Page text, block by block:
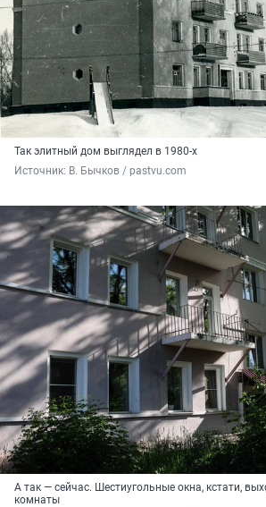
Так элитный дом выглядел в 1980-х
Источник: В. Бычков / pastvu.com
А так — сейчас. Шестиугольные окна, кстати,
комнаты